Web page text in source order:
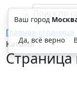
Главная страница
Каталог
Страница
Ваш город
Да, всё верно